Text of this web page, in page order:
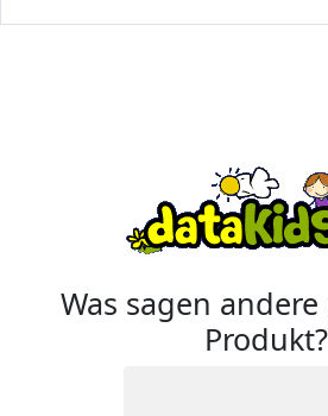
Was sagen
Produkt?